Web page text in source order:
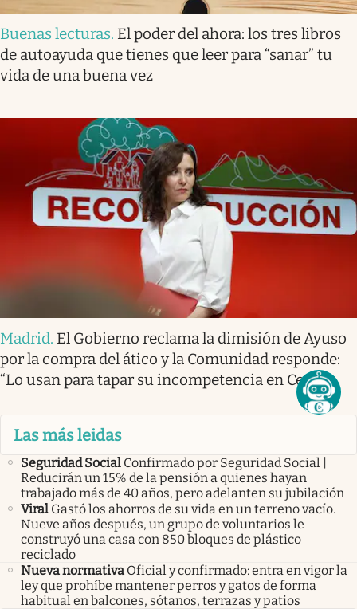
Buenas lecturas. El poder del ahora: los tres libros
de autoayuda que tienes que leer para “sanar” tu
vida de una buena vez
Madrid. El Gobierno reclama la dimisión de Ayuso
por la compra del ático y la Comunidad responde:
“Lo usan para tapar su incompetencia en Ceuta”
Las más leidas
Seguridad Social Confirmado por Seguridad Social |
Reducirán un 15% de la pensión a quienes hayan
trabajado más de 40 años, pero adelanten su jubilación
Viral Gastó los ahorros de su vida en un terreno vacío.
Nueve años después, un grupo de voluntarios le
construyó una casa con 850 bloques de plástico
reciclado
Nueva normativa Oficial y confirmado: entra en vigor la
ley que prohíbe mantener perros y gatos de forma
habitual en balcones, sótanos, terrazas y patios